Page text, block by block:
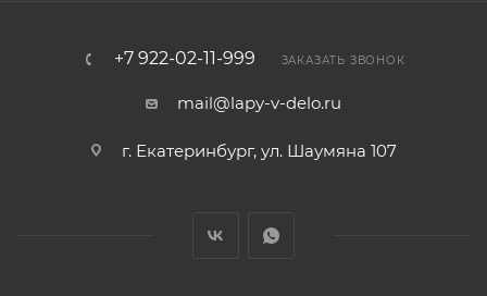
+7 922-02-11-999 ЗАКАЗАТЬ ЗВОНОК
mail@lapy-v-delo.ru
г. Екатеринбург, ул. Шаумяна 107